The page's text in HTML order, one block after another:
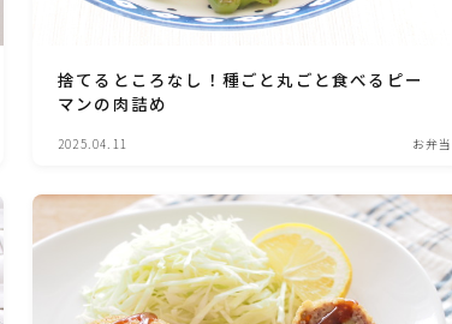
・・スパム・チーズ
納豆・豆類・豆製品
わし・ホタテ貝柱・
ン・クリスマス・雛
)
捨てるところなし！種ごと丸ごと食べるピー
マンの肉詰め
2025.04.11 お弁当